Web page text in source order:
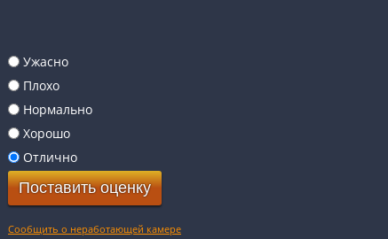
Ужасно
Плохо
Нормально
Хорошо
Отлично
Сообщить о неработающей камере